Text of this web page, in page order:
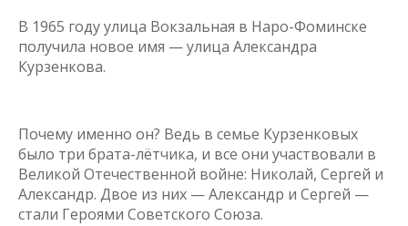
В 1965 году улица Вокзальная в Наро-Фоминске
получила новое имя — улица Александра
Курзенкова.
Почему именно он? Ведь в семье Курзенковых
было три брата-лётчика, и все они участвовали в
Великой Отечественной войне: Николай, Сергей и
Александр. Двое из них — Александр и Сергей —
стали Героями Советского Союза.